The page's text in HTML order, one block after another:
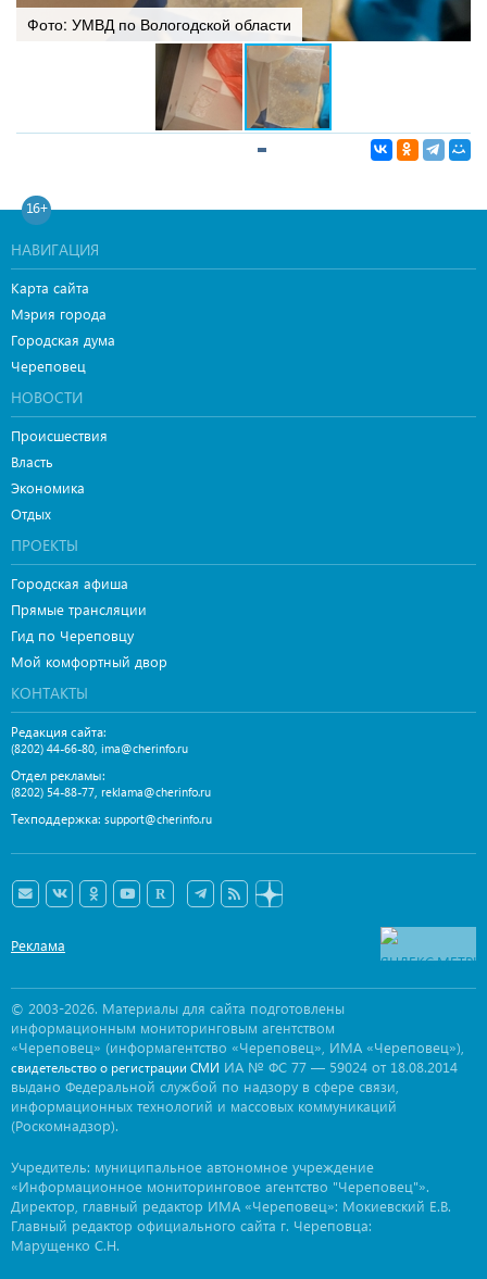
Фото: УМВД по Вологодской области
16+
НАВИГАЦИЯ
Карта сайта
Мэрия города
Городская дума
Череповец
НОВОСТИ
Происшествия
Власть
Экономика
Отдых
ПРОЕКТЫ
Городская афиша
Прямые трансляции
Гид по Череповцу
Мой комфортный двор
КОНТАКТЫ
Редакция сайта:
(8202) 44-66-80, ima@cherinfo.ru
Отдел рекламы:
(8202) 54-88-77, reklama@cherinfo.ru
Техподдержка: support@cherinfo.ru
Реклама
© 2003-2026. Материалы для сайта подготовлены
информационным мониторинговым агентством
«Череповец» (информагентство «Череповец», ИМА «Череповец»),
свидетельство о регистрации СМИ ИА № ФС 77 — 59024 от 18.08.2014
выдано Федеральной службой по надзору в сфере связи,
информационных технологий и массовых коммуникаций
(Роскомнадзор).
Учредитель: муниципальное автономное учреждение
«Информационное мониторинговое агентство "Череповец"».
Директор, главный редактор ИМА «Череповец»: Мокиевский Е.В.
Главный редактор официального сайта г. Череповца:
Марущенко С.Н.